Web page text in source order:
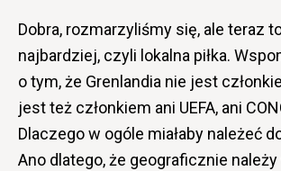
Dobra, rozmarzyliśmy się, ale teraz
najbardziej, czyli lokalna piłka.
o tym, że Grenlandia nie jest
jest też członkiem ani UEFA, ani
Dlaczego w ogóle miałaby należeć
Ano dlatego, że geograficznie należy